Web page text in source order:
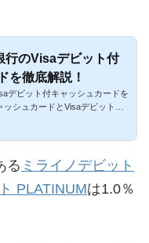
行のVisaデビット付
を徹底解説！
デビット付キャッシュカードを
シュカードとVisaデビット機
る ミライノデビット
PLATINUMは1.0％